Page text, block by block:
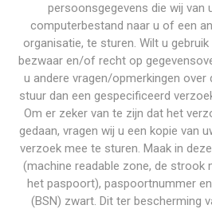
persoonsgegevens die wij van
computerbestand naar u of een
organisatie, te sturen. Wilt u
bezwaar en/of recht op
u andere vragen/opmerkingen over
stuur dan een gespecificeerd
Om er zeker van te zijn dat het
gedaan, vragen wij u een kopie van
verzoek mee te sturen. Maak in
(machine readable zone, de strook
het paspoort), paspoortnummer
(BSN) zwart. Dit ter bescherming